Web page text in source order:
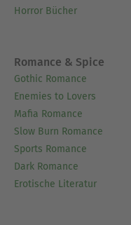
Horror Bücher
Romance & Spice
Gothic Romance
Enemies to Lovers
Mafia Romance
Slow Burn Romance
Sports Romance
Dark Romance
Erotische Literatur